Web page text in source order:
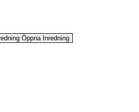
Öppna Inredning